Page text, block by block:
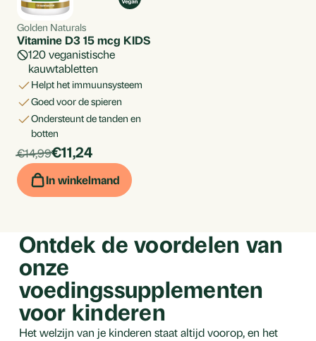
Golden Naturals
Vitamine D3 15 mcg KIDS
120 veganistische
kauwtabletten
helpt het immuunsysteem
goed voor de spieren
ondersteunt de tanden en
botten
Per
stuk
products.price_default:
€14,99products.price_discounted:
€11,24
In winkelmand
Ontdek de voordelen van
onze
voedingssupplementen
voor kinderen
Het welzijn van je kinderen staat altijd voorop, en het